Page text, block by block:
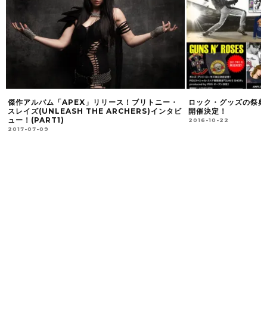
ロック・グッズの祭典PGS SPECIAL STOREが
開催決定！
2016-10-22
グラハム・ボネット
BAND)がSPECIAL
ーチャーしたツアー